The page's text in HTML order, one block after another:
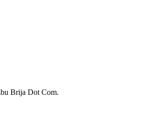
Brija Dot Com.